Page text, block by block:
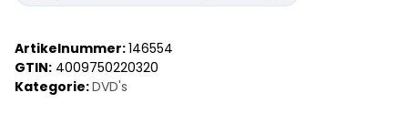
Artikelnummer:146554
GTIN: 4009750220320
Kategorie:DVD's